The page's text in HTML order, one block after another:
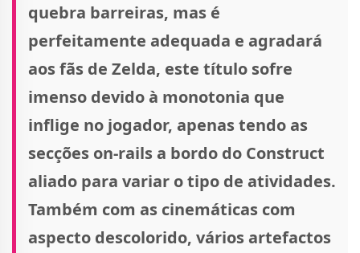
quebra barreiras, mas é
perfeitamente adequada e agradará
aos fãs de Zelda, este título sofre
imenso devido à monotonia que
inflige no jogador, apenas tendo as
secções on-rails a bordo do Construct
aliado para variar o tipo de atividades.
Também com as cinemáticas com
aspecto descolorido, vários artefactos